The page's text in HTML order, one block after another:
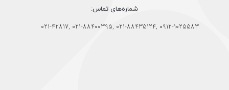
شماره‌های تماس:
021-42817, 021-88400395, 021-88435124, 0912-1025583